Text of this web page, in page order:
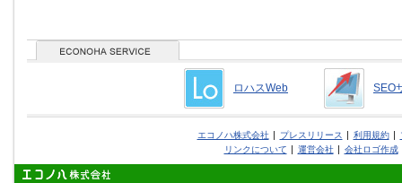
ロハスWeb SEO
エコノハ株式会社 プレスリリース 利用規約
リンクについて
運営会社 会社ロゴ作成